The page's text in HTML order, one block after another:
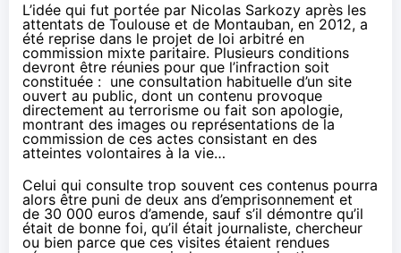
L’idée qui fut portée par Nicolas Sarkozy après les
attentats de Toulouse et de Montauban, en 2012, a
été reprise dans le projet de loi arbitré en
commission mixte paritaire. Plusieurs conditions
devront être réunies pour que l’infraction soit
constituée : une consultation habituelle d’un site
ouvert au public, dont un contenu provoque
directement au terrorisme ou fait son apologie,
montrant des images ou représentations de la
commission de ces actes consistant en des
atteintes volontaires à la vie…
Celui qui consulte trop souvent ces contenus pourra
alors être puni de deux ans d’emprisonnement et
de 30 000 euros d’amende, sauf s’il démontre qu’il
était de bonne foi, qu’il était journaliste, chercheur
ou bien parce que ces visites étaient rendues